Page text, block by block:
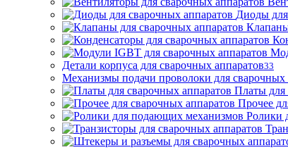
Диоды
Детали корпуса для сварочных аппаратов33
Механизмы подачи проволоки для сварочных
Платы для
Прочее
Ролики